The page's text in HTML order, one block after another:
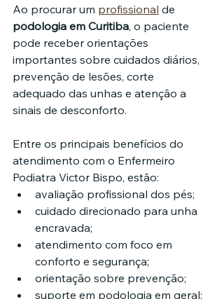
Ao procurar um profissional de
podologia em Curitiba, o paciente
pode receber orientações
importantes sobre cuidados diários,
prevenção de lesões, corte
adequado das unhas e atenção a
sinais de desconforto.
Entre os principais benefícios do
atendimento com o Enfermeiro
Podiatra Victor Bispo, estão:
avaliação profissional dos pés;
cuidado direcionado para unha
encravada;
atendimento com foco em
conforto e segurança;
orientação sobre prevenção;
suporte em podologia em geral;